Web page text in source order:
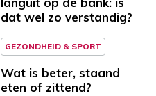
dat wel zo verstandig?
GEZONDHEID & SPORT
Wat is beter, staand
eten of zittend?